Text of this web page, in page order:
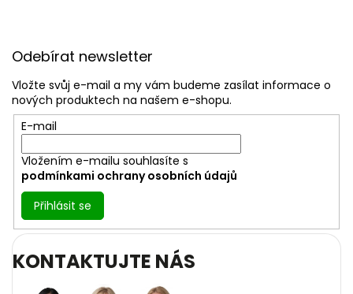
Odebírat newsletter
Vložte svůj e-mail a my vám budeme zasílat informace o
nových produktech na našem e-shopu.
E-mail
Vložením e-mailu souhlasíte s
podmínkami ochrany osobních údajů
Přihlásit se
KONTAKTUJTE NÁS